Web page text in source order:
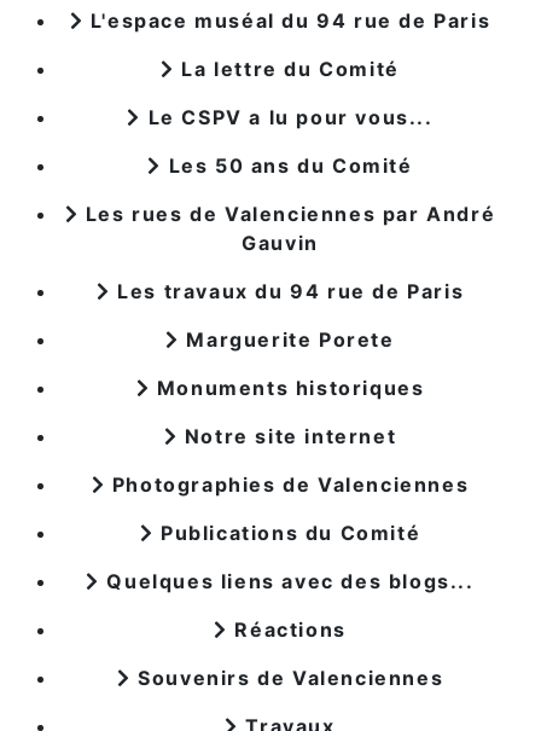
L'espace muséal du 94 rue de Paris
La lettre du Comité
Le CSPV a lu pour vous...
Les 50 ans du Comité
Les rues de Valenciennes par André
Gauvin
Les travaux du 94 rue de Paris
Marguerite Porete
Monuments historiques
Notre site internet
Photographies de Valenciennes
Publications du Comité
Quelques liens avec des blogs...
Réactions
Souvenirs de Valenciennes
Travaux